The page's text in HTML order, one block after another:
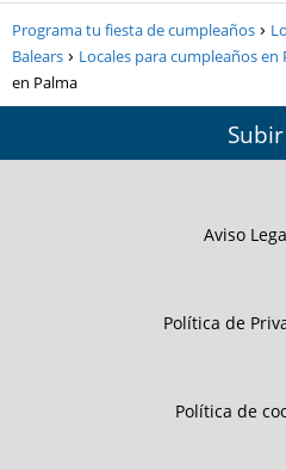
Programa tu fiesta de cumpleaños
Balears
Locales para cumpleaños en
en Palma
Subir
Aviso
Política de
Política de